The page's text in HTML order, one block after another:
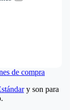
de compra
y son para